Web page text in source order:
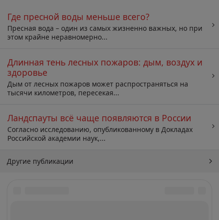
Где пресной воды меньше всего?
Пресная вода – один из самых жизненно важных, но при
этом крайне неравномерно...
Длинная тень лесных пожаров: дым, воздух и
здоровье
Дым от лесных пожаров может распространяться на
тысячи километров, пересекая...
Ландспауты всё чаще появляются в России
Согласно исследованию, опубликованному в Докладах
Российской академии наук,...
Другие публикации